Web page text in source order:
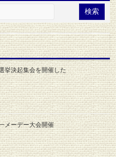
挙決起集会を開催した
メーデー大会開催